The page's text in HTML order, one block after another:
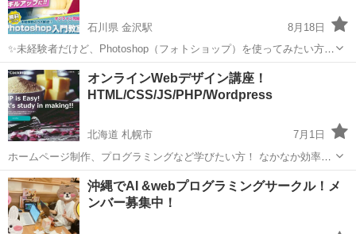
石川県 金沢駅
8月18日
✨未経験者だけど、Photoshop（フォトショップ）を使ってみたい方、
デザインに関心興味がある方。フォトショップを使って、あなたの生
活に「デザイン」を取り入れてみませんか？ ✨お仕事・副業のスキル
アップを目指したい方...
石川 金沢市 金沢駅 Photoshop フォトショップ
オンラインWebデザイン講座！
HTML/CSS/JS/PHP/Wordpress
北海道 札幌市
7月1日
ホームページ制作、プログラミングなど学びたい方！ なかなか効率よ
く自学習出来ずメンター探しをされてる方。 初回ご相談無料のオンラ
インレッスンを実施しています。 ココナラPRO認定で満点評価実績
700件以上、某Web...
北海道 札幌市 パソコン Wordpress
沖縄でAI &webプログラミングサークル！メ
ンバー募集中！